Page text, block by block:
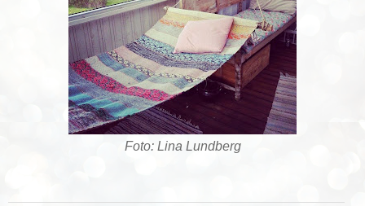
Foto: Lina Lundberg